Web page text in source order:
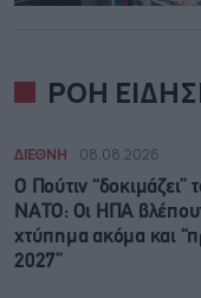
ΡΟΗ
ΔΙΕΘΝΗ 08.08.2026
Ο Πούτιν “δοκιμάζει”
ΝΑΤΟ: Οι ΗΠΑ
χτύπημα ακόμα και
2027”